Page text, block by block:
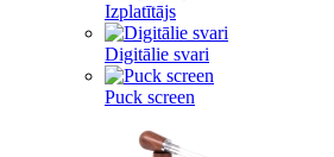
Izplatītājs
Digitālie svari
Puck screen